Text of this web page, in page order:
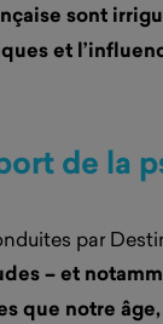
sont
et
de la
par
– et
que notre